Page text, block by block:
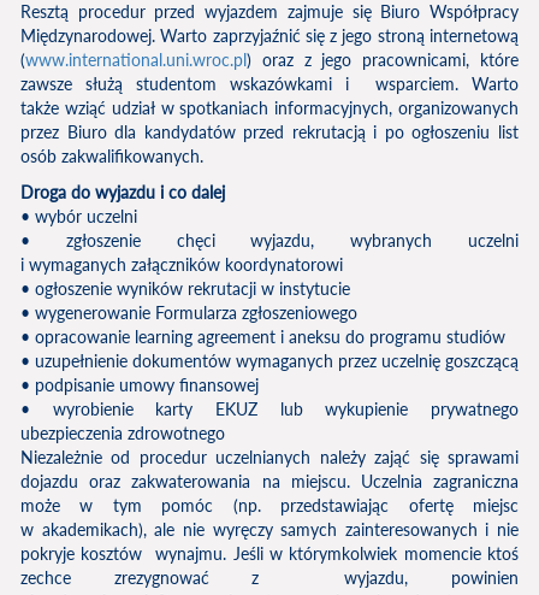
Resztą procedur przed wyjazdem zajmuje się Biuro Współpracy
Międzynarodowej. Warto zaprzyjaźnić się z jego stroną internetową
(www.international.uni.wroc.pl) oraz z jego pracownicami, które
zawsze służą studentom wskazówkami i wsparciem. Warto
także wziąć udział w spotkaniach informacyjnych, organizowanych
przez Biuro dla kandydatów przed rekrutacją i po ogłoszeniu list
osób zakwalifikowanych.
Droga do wyjazdu i co dalej
• wybór uczelni
• zgłoszenie chęci wyjazdu, wybranych uczelni
i wymaganych załączników koordynatorowi
• ogłoszenie wyników rekrutacji w instytucie
• wygenerowanie Formularza zgłoszeniowego
• opracowanie learning agreement i aneksu do programu studiów
• uzupełnienie dokumentów wymaganych przez uczelnię goszczącą
• podpisanie umowy finansowej
• wyrobienie karty EKUZ lub wykupienie prywatnego
ubezpieczenia zdrowotnego
Niezależnie od procedur uczelnianych należy zająć się sprawami
dojazdu oraz zakwaterowania na miejscu. Uczelnia zagraniczna
może w tym pomóc (np. przedstawiając ofertę miejsc
w akademikach), ale nie wyręczy samych zainteresowanych i nie
pokryje kosztów wynajmu. Jeśli w którymkolwiek momencie ktoś
zechce zrezygnować z wyjazdu, powinien